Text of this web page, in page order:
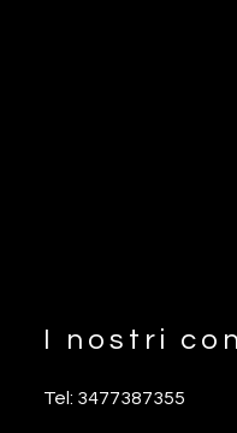
Footer
I nostri
Tel: 3477387355